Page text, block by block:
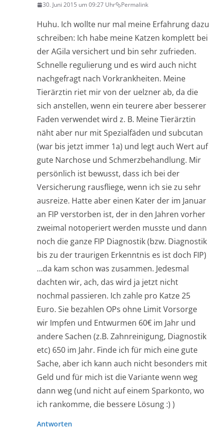
30. Juni 2015 um 09:27 Uhr Permalink
Huhu. Ich wollte nur mal meine Erfahrung dazu
schreiben: Ich habe meine Katzen komplett bei
der AGila versichert und bin sehr zufrieden.
Schnelle regulierung und es wird auch nicht
nachgefragt nach Vorkrankheiten. Meine
Tierärztin riet mir von der uelzner ab, da die
sich anstellen, wenn ein teurere aber besserer
Faden verwendet wird z. B. Meine Tierärztin
näht aber nur mit Spezialfäden und subcutan
(war bis jetzt immer 1a) und legt auch Wert auf
gute Narchose und Schmerzbehandlung. Mir
persönlich ist bewusst, dass ich bei der
Versicherung rausfliege, wenn ich sie zu sehr
ausreize. Hatte aber einen Kater der im Januar
an FIP verstorben ist, der in den Jahren vorher
zweimal notoperiert werden musste und dann
noch die ganze FIP Diagnostik (bzw. Diagnostik
bis zu der traurigen Erkenntnis es ist doch FIP)
…da kam schon was zusammen. Jedesmal
dachten wir, ach, das wird ja jetzt nicht
nochmal passieren. Ich zahle pro Katze 25
Euro. Sie bezahlen OPs ohne Limit Vorsorge
wir Impfen und Entwurmen 60€ im Jahr und
andere Sachen (z.B. Zahnreinigung, Diagnostik
etc) 650 im Jahr. Finde ich für mich eine gute
Sache, aber ich kann auch nicht besonders mit
Geld und für mich ist die Variante wenn weg
dann weg (und nicht auf einem Sparkonto, wo
ich rankomme, die bessere Lösung :) )
Antworten